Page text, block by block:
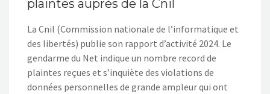
plaintes auprès de la Cnil
La Cnil (Commission nationale de l’informatique et
des libertés) publie son rapport d’activité 2024. Le
gendarme du Net indique un nombre record de
plaintes reçues et s’inquiète des violations de
données personnelles de grande ampleur qui ont